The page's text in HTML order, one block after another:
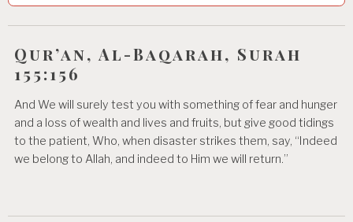
i
g
a
t
i
Qur’an, Al-Baqarah, Surah
155:156
And We will surely test you with something of fear and hunger
and a loss of wealth and lives and fruits, but give good tidings
to the patient, Who, when disaster strikes them, say, “Indeed
we belong to Allah, and indeed to Him we will return.”